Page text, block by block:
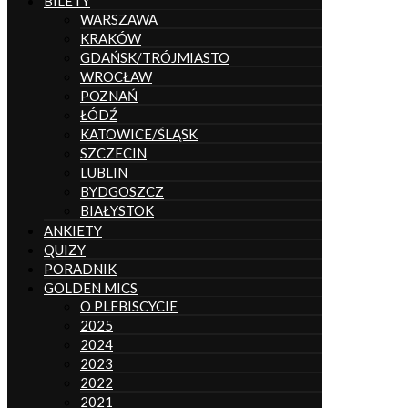
WARSZAWA
KRAKÓW
GDAŃSK/TRÓJMIASTO
WROCŁAW
POZNAŃ
ŁÓDŹ
KATOWICE/ŚLĄSK
SZCZECIN
LUBLIN
BYDGOSZCZ
BIAŁYSTOK
ANKIETY
QUIZY
PORADNIK
GOLDEN MICS
O PLEBISCYCIE
2025
2024
2023
2022
2021